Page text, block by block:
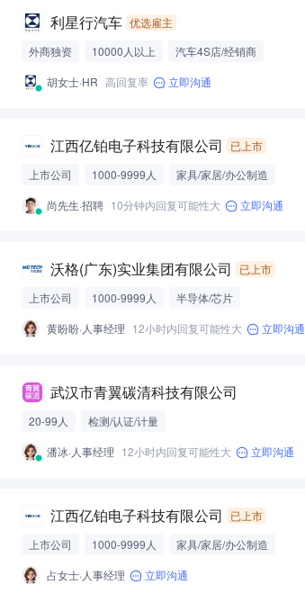
利星行汽车 优选雇主
外商独资
10000人以上
汽车4S店/经销商
胡女士·HR 高回复率 立即沟通
江西亿铂电子科技有限公司
已上市
上市公司
1000-9999人
家具/家居/办公制造
尚先生·招聘 10分钟内回复可能性大 立即沟通
沃格(广东)实业集团有限公司
已上市
上市公司
1000-9999人
半导体/芯片
黄盼盼·人事经理 12小时内回复可能性大 立即沟通
武汉市青翼碳清科技有限公司
20-99人
检测/认证/计量
潘冰·人事经理 12小时内回复可能性大 立即沟通
江西亿铂电子科技有限公司
已上市
上市公司
1000-9999人
家具/家居/办公制造
占女士·人事经理
立即沟通